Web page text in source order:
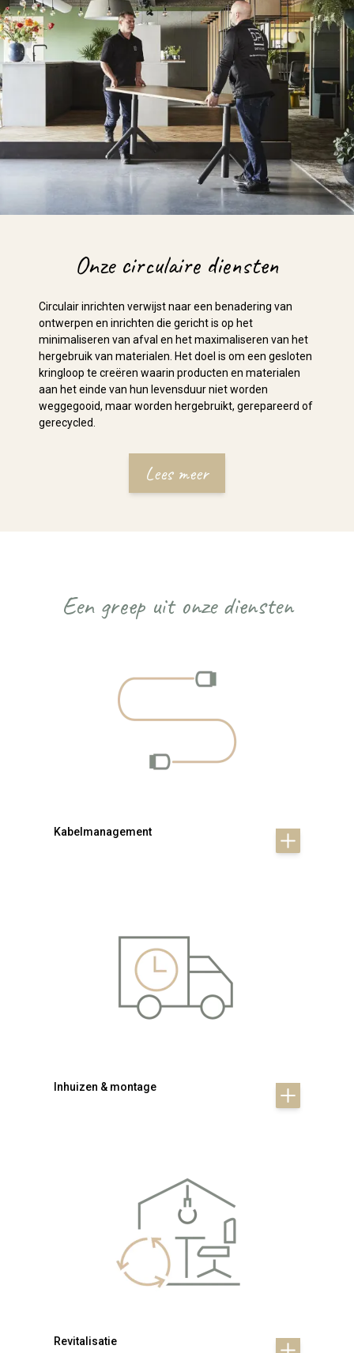
Onze circulaire diensten
Circulair inrichten verwijst naar een benadering van
ontwerpen en inrichten die gericht is op het
minimaliseren van afval en het maximaliseren van het
hergebruik van materialen. Het doel is om een gesloten
kringloop te creëren waarin producten en materialen
aan het einde van hun levensduur niet worden
weggegooid, maar worden hergebruikt, gerepareerd of
gerecycled.
Lees meer
Een greep uit onze diensten
Kabelmanagement
Inhuizen & montage
Revitalisatie